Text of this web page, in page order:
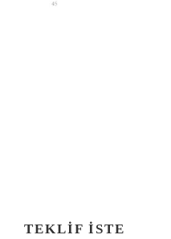
TEKLIF İSTE